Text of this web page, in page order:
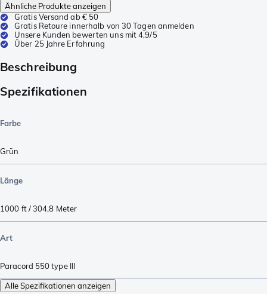
Ähnliche Produkte anzeigen
Gratis Versand ab € 50
Gratis Retoure innerhalb von 30 Tagen anmelden
Unsere Kunden bewerten uns mit 4,9/5
Über 25 Jahre Erfahrung
Beschreibung
Spezifikationen
Farbe
Grün
Länge
1000 ft / 304,8 Meter
Art
Paracord 550 type III
Alle Spezifikationen anzeigen